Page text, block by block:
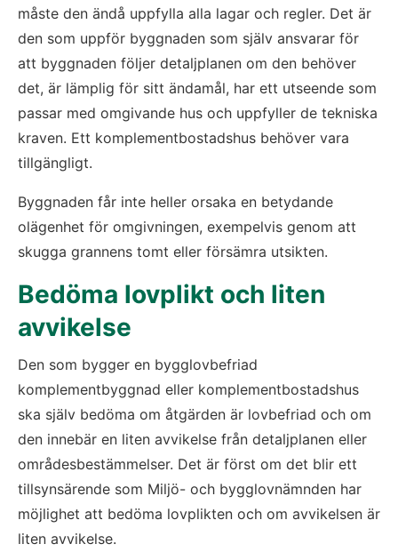
måste den ändå uppfylla alla lagar och regler. Det är
den som uppför byggnaden som själv ansvarar för
att byggnaden följer detaljplanen om den behöver
det, är lämplig för sitt ändamål, har ett utseende som
passar med omgivande hus och uppfyller de tekniska
kraven. Ett komplementbostadshus behöver vara
tillgängligt.
Byggnaden får inte heller orsaka en betydande
olägenhet för omgivningen, exempelvis genom att
skugga grannens tomt eller försämra utsikten.
Bedöma lovplikt och liten
avvikelse
Den som bygger en bygglovbefriad
komplementbyggnad eller komplementbostadshus
ska själv bedöma om åtgärden är lovbefriad och om
den innebär en liten avvikelse från detaljplanen eller
områdesbestämmelser. Det är först om det blir ett
tillsynsärende som Miljö- och bygglovnämnden har
möjlighet att bedöma lovplikten och om avvikelsen är
liten avvikelse.